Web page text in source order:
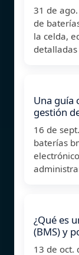
31 de
de
la celda,
Una guía
gestión
16 de
baterías
¿Qué es
(BMS) y
13 de